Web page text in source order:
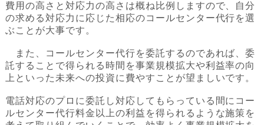
費用の高さと対応力の高さは概ね比例しますので、自分
の求める対応力に応じた相応のコールセンター代行を選
ぶことが大事です。
また、コールセンター代行を委託するのであれば、委
託することで得られる時間を事業規模拡大や利益率の向
上といった未来への投資に費やすことが望ましいです。
電話対応のプロに委託し対応してもらっている間にコー
ルセンター代行料金以上の利益を得られるような施策を